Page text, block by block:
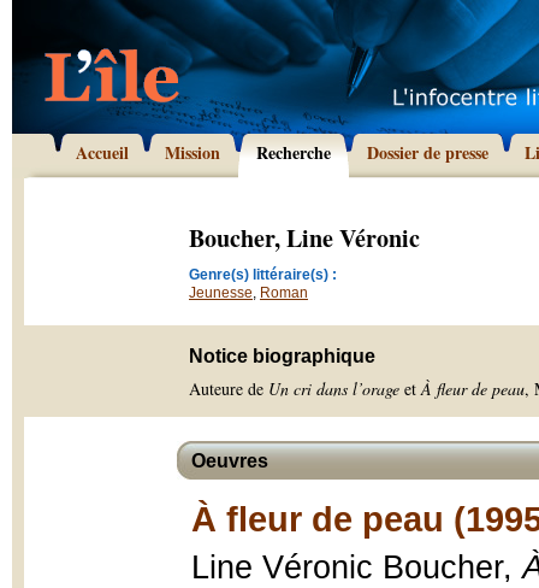
Accueil Mission Recherche Dossier de presse
Boucher, Line Véronic
Genre(s) littéraire(s) :
Jeunesse, Roman
Notice biographique
Auteure de Un cri dans l’orage etÀ fleur de peau,
Oeuvres
À fleur de peau
Line Véronic Boucher,